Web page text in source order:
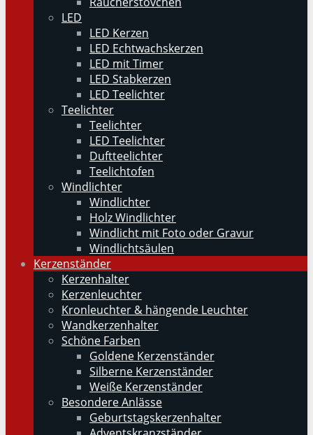
LED
LED Kerzen
LED Echtwachskerzen
LED mit Timer
LED Stabkerzen
LED Teelichter
Teelichter
Teelichter
LED Teelichter
Duftteelichter
Teelichtofen
Windlichter
Windlichter
Holz Windlichter
Windlicht mit Foto oder Gravur
Windlichtsäulen
Kerzenständer
Kerzenhalter
Kerzenleuchter
Kronleuchter & hängende Leuchter
Wandkerzenhalter
Schöne Farben
Goldene Kerzenständer
Silberne Kerzenständer
Weiße Kerzenständer
Besondere Anlässe
Geburtstagskerzenhalter